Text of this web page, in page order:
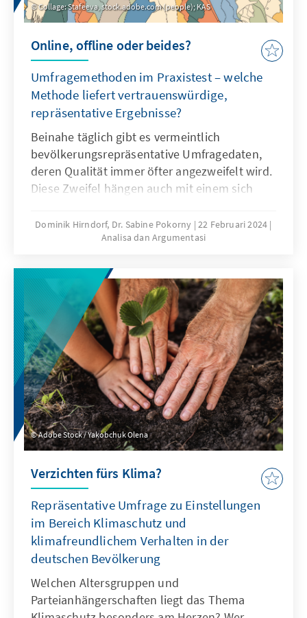
Collage: Stafeeva, stock.adobe.com (people); KAS
Online, offline oder beides?
Umfragemethoden im Praxistest – welche
Methode liefert vertrauenswürdige,
repräsentative Ergebnisse?
Beinahe täglich gibt es vermeintlich
bevölkerungsrepräsentative Umfragedaten,
deren Qualität immer öfter angezweifelt wird.
Diese Zweifel hängen auch mit einem sich
zusammen. Auch sogenannte Mixed-Mode-
Stichproben aus Online- und Telefon-Daten
Doch welche Umfragemethode liefert
verlässliche Ergebnisse? Wo liegen Chancen
und Probleme von internetbasierten
Methoden? Welche Rolle spielen
Datengewichtungen und Erreichbarkeit?
Analysen von Telefon-, Online- und Mixed-
Mode-Stichproben geben Aufschluss.
Dominik Hirndorf, Dr. Sabine Pokorny 22 Februari 2024
Analisa dan Argumentasi
Adobe Stock / Yakobchuk Olena
Verzichten fürs Klima?
Repräsentative Umfrage zu Einstellungen
im Bereich Klimaschutz und
klimafreundlichem Verhalten in der
deutschen Bevölkerung
Welchen Altersgruppen und
Parteianhängerschaften liegt das Thema